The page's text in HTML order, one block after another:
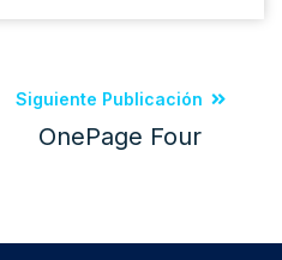
Siguiente Publicación
OnePage Four